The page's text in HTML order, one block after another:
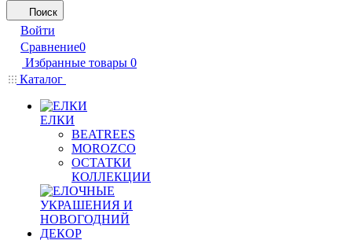
Поиск
Войти
Сравнение0
Избранные товары 0
Каталог
ЕЛКИ
BEATREES
MOROZCO
ОСТАТКИ
КОЛЛЕКЦИИ